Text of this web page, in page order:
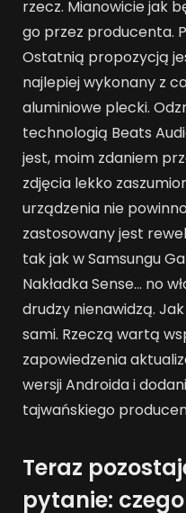
rzecz. Mianowicie jak
go przez producenta.
Ostatnią propozycją
najlepiej wykonany z
aluminiowe plecki.
technologią Beats
jest, moim zdaniem
zdjęcia lekko
urządzenia nie
zastosowany jest
tak jak w Samsungu
Nakładka Sense… no
drudzy nienawidzą.
sami. Rzeczą wartą
zapowiedzenia
wersji Androida i
tajwańskiego
Teraz
pytanie: czego